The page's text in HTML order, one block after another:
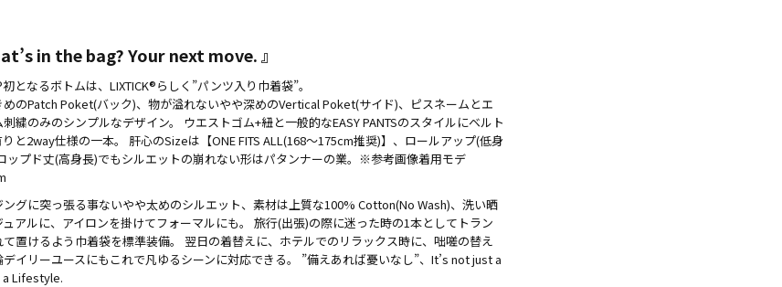
in the bag? Your next move. 』
初となるボトムは、LIXTICK®らしく”パンツ入り巾着袋”。
めのPatch Poket(バック)、物が溢れないやや深めのVertical Poket(サイド)、ピスネームとエ
刺繍のみのシンプルなデザイン。 ウエストゴム+紐と一般的なEASY PANTSのスタイルにベルト
と2way仕様の一本。 肝心のSizeは【ONE FITS ALL(168〜175cm推奨)】、ロールアップ(低身
ップド丈(高身長)でもシルエットの崩れない形はパタンナーの業。※参考画像着用モデ
ングに突っ張る事ないやや太めのシルエット、素材は上質な100% Cotton(No Wash)、洗い晒
ュアルに、アイロンを掛けてフォーマルにも。 旅行(出張)の際に迷った時の1本としてトラン
て置けるよう巾着袋を標準装備。 翌日の着替えに、ホテルでのリラックス時に、咄嗟の替え
デイリーユースにもこれで凡ゆるシーンに対応できる。 ”備えあれば憂いなし”、It’s not just a
a Lifestyle.